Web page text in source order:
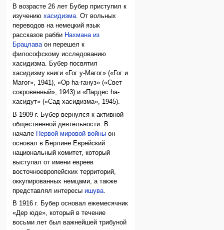
В возрасте 26 лет Бубер приступил к
изучениюхасидизма. От вольных
переводов на немецкий язык
рассказов рабби Нахмана из
Брацлаваон перешел к
философскому исследованию
хасидизма. Бубер посвятил
хасидизму книги «Гог у-Магог» («Гог и
Магог», 1941), «Ор hа-гануз» («Свет
сокровенный», 1943) и «Пардес hа-
хасидут» («Сад хасидизма», 1945).
В 1909 г. Бубер вернулся к активной
общественной деятельности. В
начале Первой мировой войны он
основал в Берлине Еврейский
национальный комитет, который
выступал от имени евреев
восточноевропейских территорий,
оккупированных немцами, а также
представлял интересыишува
В 1916 г. Бубер основал ежемесячник
«Дер юде», который в течение
восьми лет был важнейшей трибуной